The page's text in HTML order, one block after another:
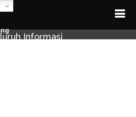
Informasi